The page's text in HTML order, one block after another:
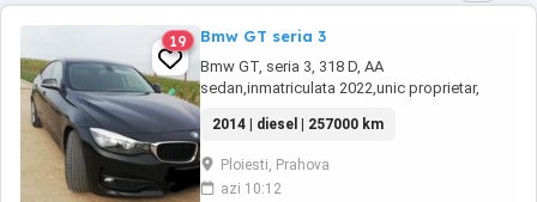
19 Bmw GT seria 3
Bmw GT, seria 3, 318 D, AA
sedan,inmatriculata 2022,unic proprietar,
blue), 143 cp, cutie viteza 6+1,km
257000verificabili, unic proprietar Belgia,
(adusa la recomandare direct de la proprietar,
a nu se compara cu masinile din parc),
2014 | diesel | 257000 km
Ploiesti, Prahova
azi 10:12